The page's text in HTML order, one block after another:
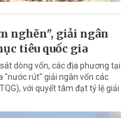
nghẽn", giải ngân
tiêu quốc gia
dòng vốn, các địa phương tại
"nước rút" giải ngân vốn các
với quyết tâm đạt tỷ lệ giải